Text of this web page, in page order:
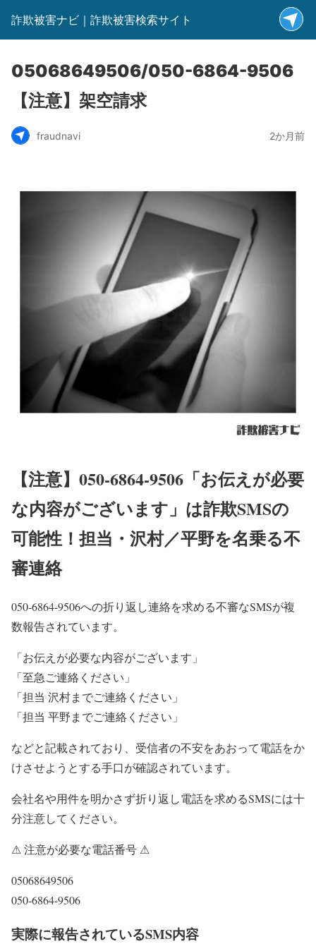
詐欺被害ナビ｜詐欺被害検索サイト
05068649506/050-6864-9506
【注意】架空請求
fraudnavi 2か月前
【注意】050-6864-9506「お伝えが必要
な内容がございます」は詐欺SMSの
可能性！担当・沢村／平野を名乗る不
審連絡
050-6864-9506への折り返し連絡を求める不審なSMSが複
数報告されています。
「お伝えが必要な内容がございます」
「至急ご連絡ください」
「担当 沢村までご連絡ください」
「担当 平野までご連絡ください」
などと記載されており、受信者の不安をあおって電話をか
けさせようとする手口が確認されています。
会社名や用件を明かさず折り返し電話を求めるSMSには十
分注意してください。
⚠ 注意が必要な電話番号 ⚠
05068649506
050-6864-9506
実際に報告されているSMS内容